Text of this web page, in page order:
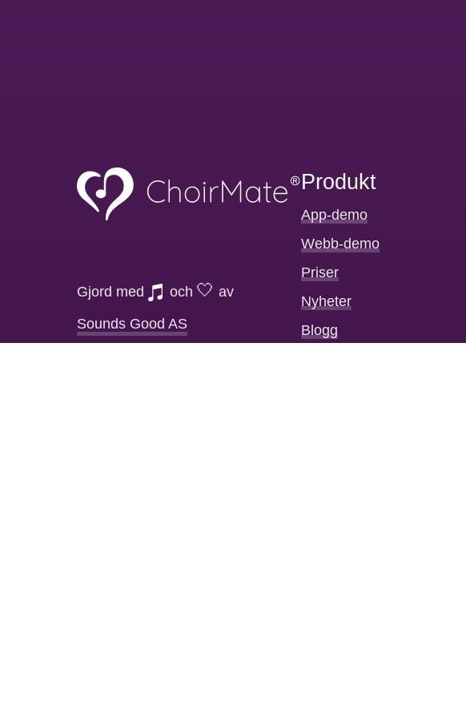
Gjord med och 🤍 av
Sounds Good AS
Produkt
App-demo
Webb-demo
Priser
Nyheter
Blogg